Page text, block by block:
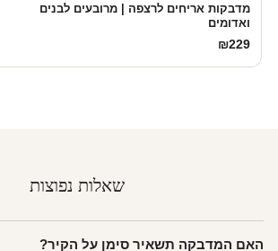
מדבקות אריחים לרצפה | מרובעים לבנים
ואדומים
₪229
שאלות נפוצות
האם המדבקה תשאיר סימן על הקיר?